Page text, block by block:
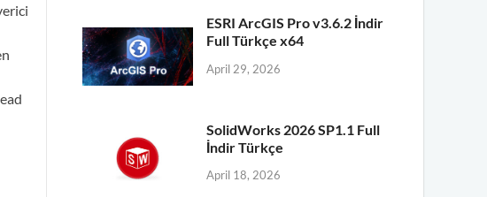
ESRI ArcGIS Pro v3.6.2 İndir
Full Türkçe x64
April 29, 2026
SolidWorks 2026 SP1.1 Full
İndir Türkçe
April 18, 2026